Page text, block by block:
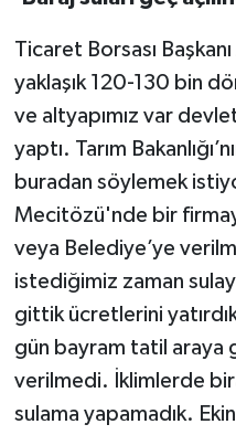
Ticaret Borsası
yaklaşık 120-130 bin
ve altyapımız var
yaptı. Tarım
buradan söylemek
Mecitözü'nde bir
veya Belediye’ye
istediğimiz zaman
gittik ücretlerini
gün bayram tatil araya
verilmedi. İklimlerde
sulama yapamadık.